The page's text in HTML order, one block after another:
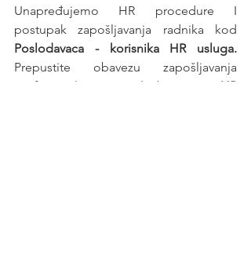
Unapređujemo HR procedure I
Prepustite obavezu zapošljavanja
profesionalnom poslodavcu - HR